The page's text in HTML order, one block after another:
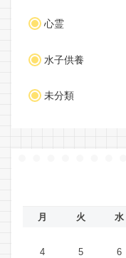
心霊
水子供養
未分類
月 火 水
4
5 6